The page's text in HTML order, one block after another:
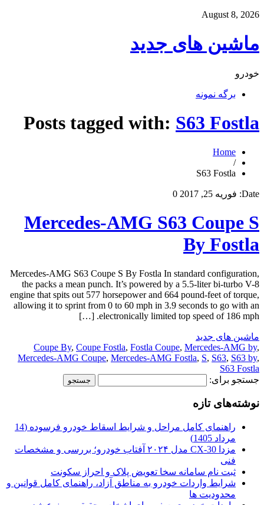
August 8, 2026
ماشین های جدید
خودرو
برگه نمونه
Posts tagged with: S63 Fostla
Home
/
S63 Fostla
Date: فوریه 25, 2017 0
Mercedes-AMG S63 Coupe S
By Fostla
Mercedes-AMG S63 Coupe S By Fostla In standard configuration,
the packs a mean punch. It’s powered by a 5.5-liter bi-turbo V-8
engine that spits out 577 horsepower and 664 pound-feet of torque,
allowing it to sprint from 0 to 60 mph in 3.9 seconds to go with an
electronically limited top speed of 186 mph. […]
ماشین های جدید
Coupe By, Coupe Fostla, Fostla Coupe, Mercedes-AMG by,
Mercedes-AMG Coupe, Mercedes-AMG Fostla, S, S63, S63 by,
S63 Fostla
جستجو برای:
نوشته‌های تازه
راهنمای کامل مراحل و شرایط اسقاط خودرو فرسوده (14
مرداد 1405)
مزدا CX-30 مدل ۲۰۲۴ آفتاب خودرو؛ بررسی و مشخصات
فنی
ثبت نام سامانه سخا تعویض پلاک و احراز سکونت
شرایط واردات خودرو به مناطق آزاد، راهنمای کامل قوانین و
محدودیت ها